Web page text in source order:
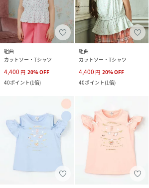
組曲
カットソー・Tシャツ
4,400 円 20%OFF
40ポイント(1倍)
組曲
カットソー・Tシャツ
4,400 円 20%OFF
40ポイント(1倍)